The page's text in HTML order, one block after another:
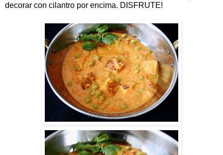
decorar con cilantro por encima. DISFRUTE!